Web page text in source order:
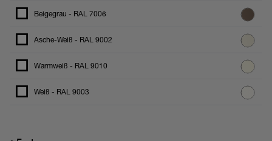
Beigegrau - RAL 7006
Asche-Weiß - RAL 9002
Warmweiß - RAL 9010
Weiß - RAL 9003